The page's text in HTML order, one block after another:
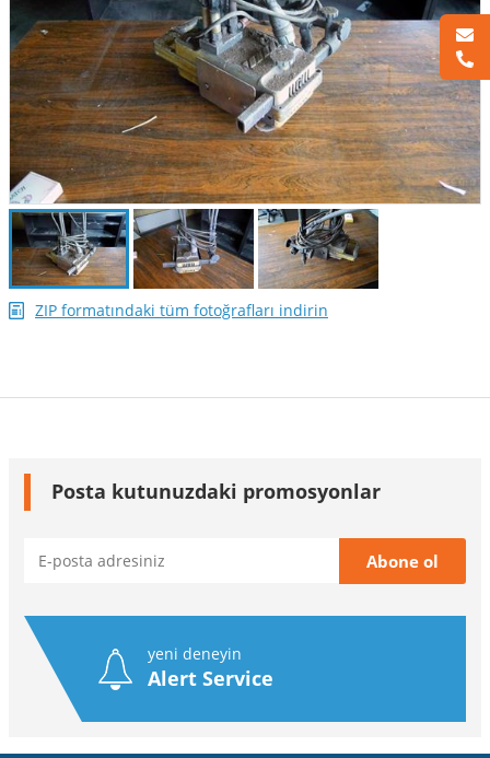
ZIP formatındaki tüm fotoğrafları indirin
Posta kutunuzdaki promosyonlar
yeni deneyin
Alert Service